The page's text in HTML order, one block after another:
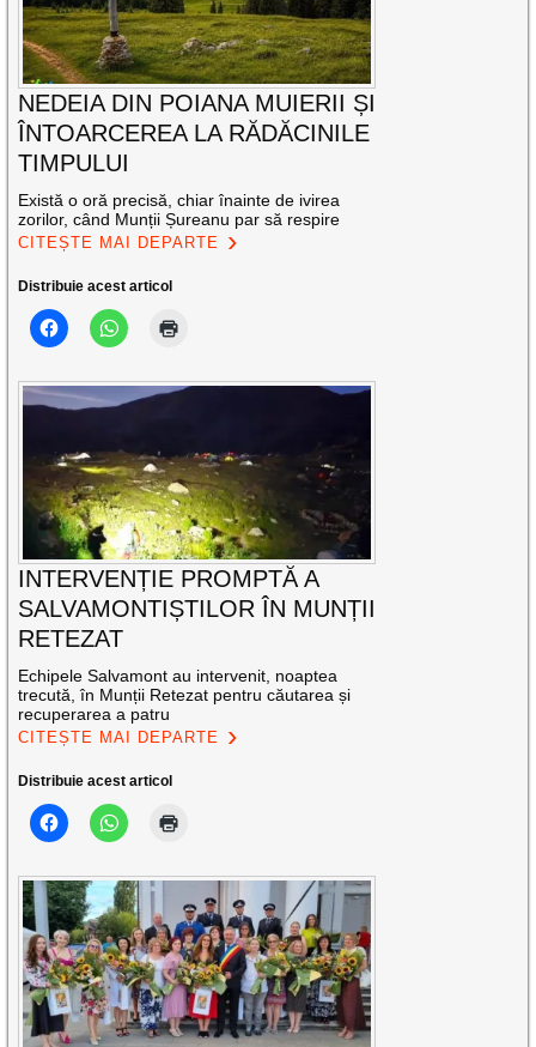
NEDEIA DIN POIANA MUIERII ȘI
ÎNTOARCEREA LA RĂDĂCINILE
TIMPULUI
Există o oră precisă, chiar înainte de ivirea
zorilor, când Munții Șureanu par să respire
CITEȘTE MAI DEPARTE
Distribuie acest articol
INTERVENȚIE PROMPTĂ A
SALVAMONTIȘTILOR ÎN MUNȚII
RETEZAT
Echipele Salvamont au intervenit, noaptea
trecută, în Munții Retezat pentru căutarea și
recuperarea a patru
CITEȘTE MAI DEPARTE
Distribuie acest articol